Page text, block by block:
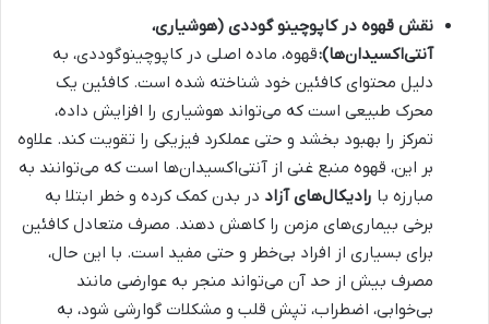
نقش قهوه در کاپوچینو گوددی (هوشیاری،
آنتی‌اکسیدان‌ها):قهوه، ماده اصلی در کاپوچینوگوددی، به
دلیل محتوای کافئین خود شناخته شده است. کافئین یک
محرک طبیعی است که می‌تواند هوشیاری را افزایش داده،
تمرکز را بهبود بخشد و حتی عملکرد فیزیکی را تقویت کند. علاوه
بر این، قهوه منبع غنی از آنتی‌اکسیدان‌ها است که می‌توانند به
مبارزه با رادیکال‌های آزاد در بدن کمک کرده و خطر ابتلا به
برخی بیماری‌های مزمن را کاهش دهند. مصرف متعادل کافئین
برای بسیاری از افراد بی‌خطر و حتی مفید است. با این حال،
مصرف بیش از حد آن می‌تواند منجر به عوارضی مانند
بی‌خوابی، اضطراب، تپش قلب و مشکلات گوارشی شود، به